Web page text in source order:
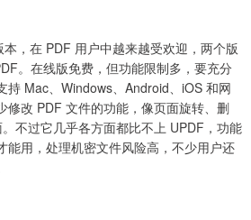
，在 PDF 用户中越来越受欢迎，两个版
。在线版免费，但功能限制多，要充分
持 Mac、Windows、Android、iOS 和网
修改 PDF 文件的功能，像页面旋转、删
不过它几乎各方面都比不上 UPDF，功能
能用，处理机密文件风险高，不少用户还